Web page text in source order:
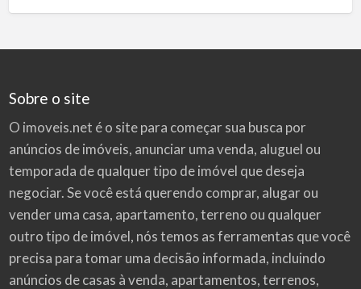
Sobre o site
O imoveis.net é o site para começar sua busca por
anúncios de imóveis, anunciar uma venda, aluguel ou
temporada de qualquer tipo de imóvel que deseja
negociar. Se você está querendo comprar, alugar ou
vender uma casa, apartamento, terreno ou qualquer
outro tipo de imóvel, nós temos as ferramentas que você
precisa para tomar uma decisão informada, incluindo
anúncios de casas à venda, apartamentos, terrenos,